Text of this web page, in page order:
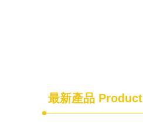
最新產品 Product